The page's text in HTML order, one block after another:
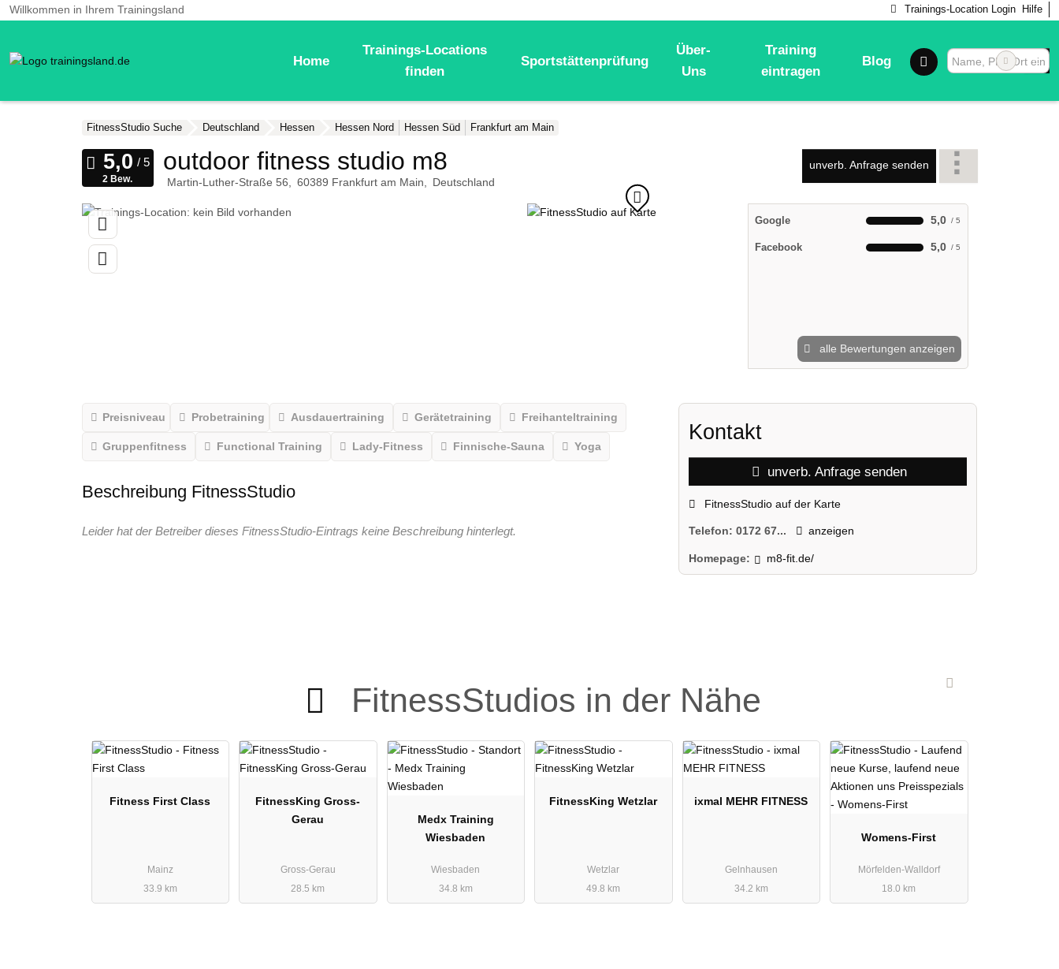
Willkommen in Ihrem Trainingsland Trainings-Location Login Hilfe
Home
Trainings-Locations
finden
Sportstättenprüfung
Über-
Uns
Training
eintragen
Blog
FitnessStudio Suche Deutschland Hessen Hessen Nord Hessen Süd Frankfurt am Main
outdoor fitness studio m8
Martin-Luther-Straße 56 60389 Frankfurt am Main Deutschland
unverb. Anfrage senden
2 Bew.
Google 5,0
Facebook 5,0
alle Bewertungen anzeigen
Preisniveau Probetraining Ausdauertraining Gerätetraining Freihanteltraining
Gruppenfitness Functional Training Lady-Fitness Finnische-Sauna Yoga
Beschreibung FitnessStudio
Leider hat der Betreiber dieses FitnessStudio-Eintrags keine Beschreibung hinterlegt.
Kontakt
unverb. Anfrage senden
FitnessStudio auf der Karte
Telefon:0172 67... anzeigen
Homepage: m8-fit.de/
FitnessStudios in der Nähe
Fitness First Class
Mainz
33.9 km
FitnessKing Gross-
Gerau
Gross-Gerau
28.5 km
Medx Training
Wiesbaden
Wiesbaden
34.8 km
FitnessKing Wetzlar
Wetzlar
49.8 km
ixmal MEHR FITNESS
Gelnhausen
34.2 km
Womens-First
Mörfelden-Walldorf
18.0 km